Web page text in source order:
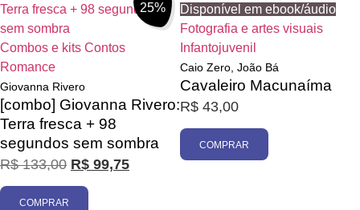
25%
Combos e kits Contos
Romance
Giovanna Rivero
[combo] Giovanna Rivero:
Terra fresca + 98
segundos sem sombra
R$133,00 R$ 99,75
COMPRAR
Disponível em ebook/áudio
Fotografia e artes visuais
Infantojuvenil
Caio Zero, João Bá
Cavaleiro Macunaíma
R$ 43,00
COMPRAR